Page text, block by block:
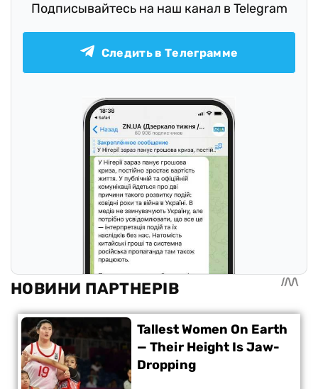
Подписывайтесь на наш канал в Telegram
Следить в Телеграмме